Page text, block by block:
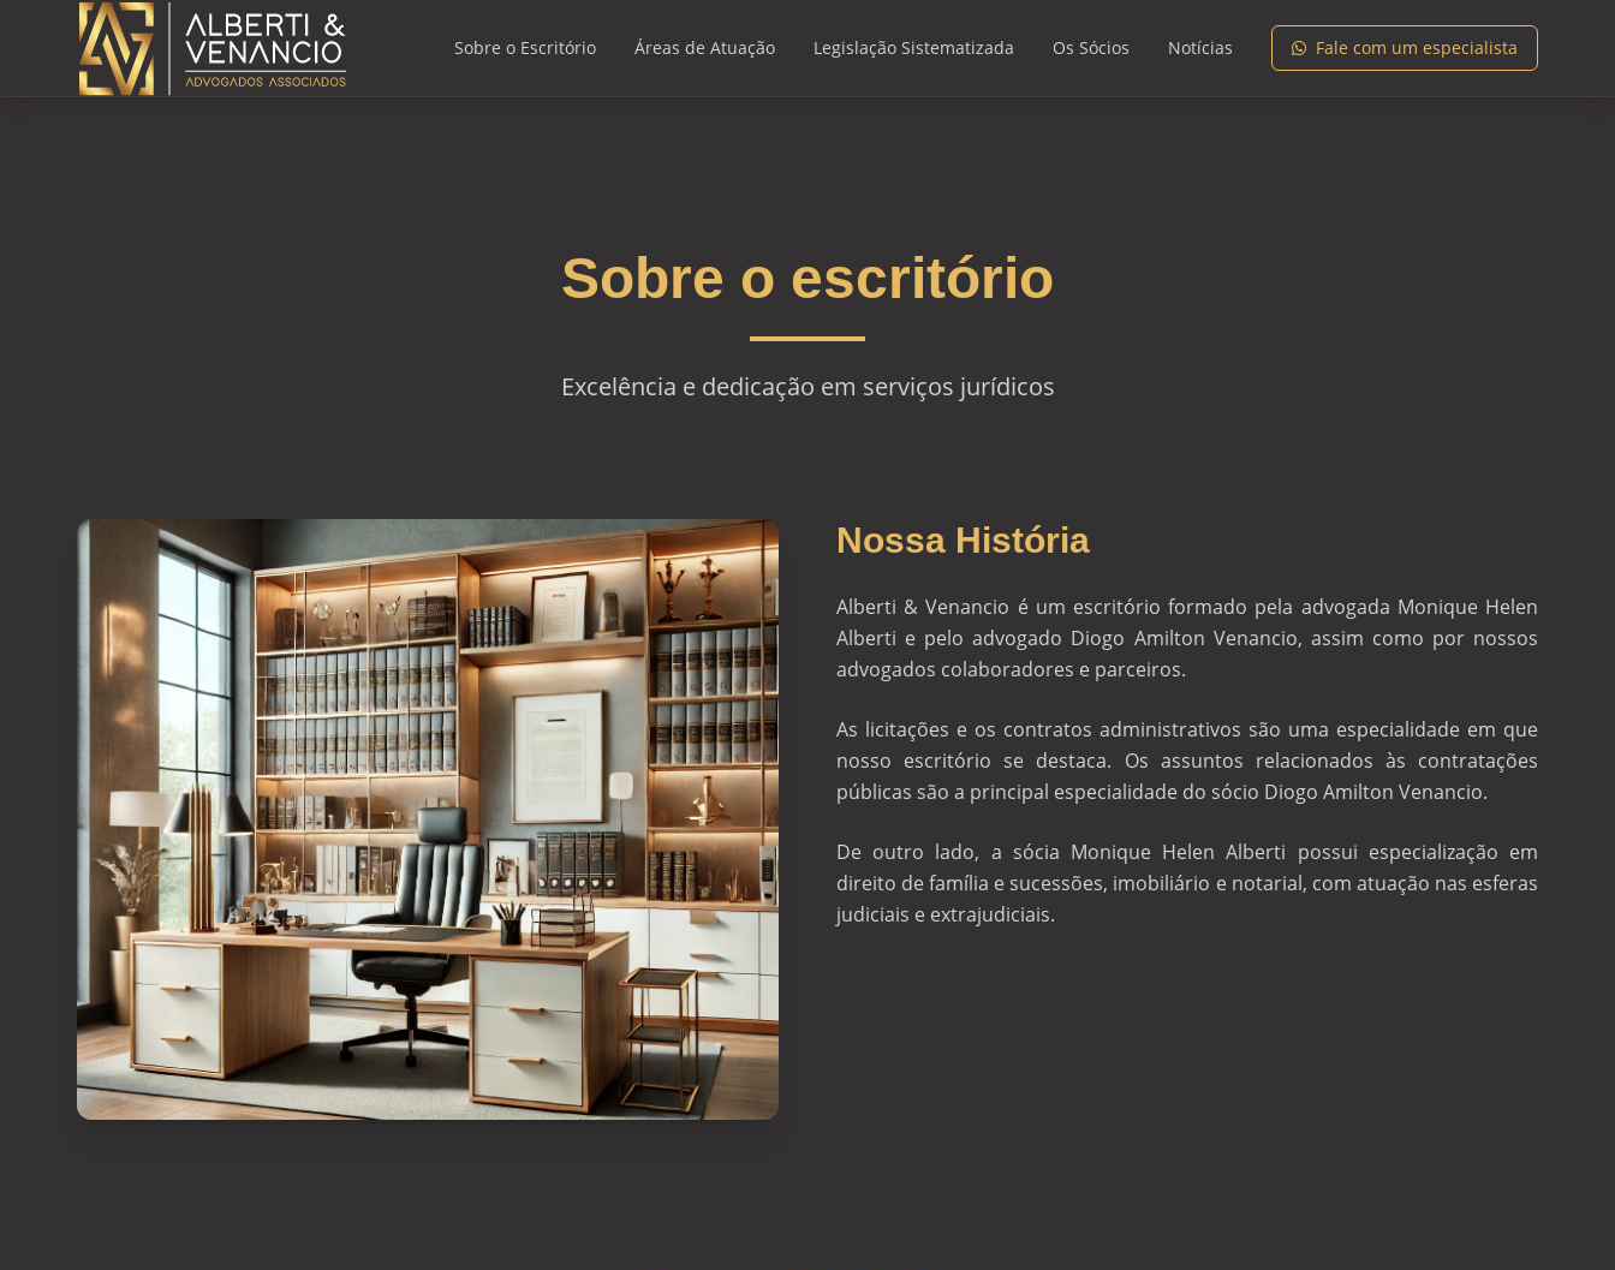
Sobre o Escritório Áreas de Atuação Legislação Sistematizada Os Sócios Notícias Fale com um especialista
Sobre o escritório
Excelência e dedicação em serviços jurídicos
Nossa História
Alberti & Venancio é um escritório formado pela advogada Monique Helen
Alberti e pelo advogado Diogo Amilton Venancio, assim como por nossos
advogados colaboradores e parceiros.
As licitações e os contratos administrativos são uma especialidade em que
nosso escritório se destaca. Os assuntos relacionados às contratações
públicas são a principal especialidade do sócio Diogo Amilton Venancio.
De outro lado, a sócia Monique Helen Alberti possui especialização em
direito de família e sucessões, imobiliário e notarial, com atuação nas esferas
judiciais e extrajudiciais.